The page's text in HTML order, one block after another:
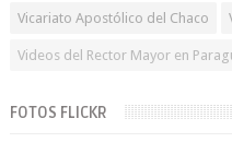
Vicariato Apostólico del Chaco
Videos del Rector Mayor en
FOTOS FLICKR